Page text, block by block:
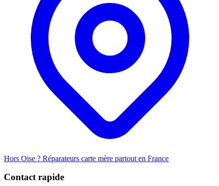
Hors Oise ? Réparateurs carte mère partout en France
Contact rapide